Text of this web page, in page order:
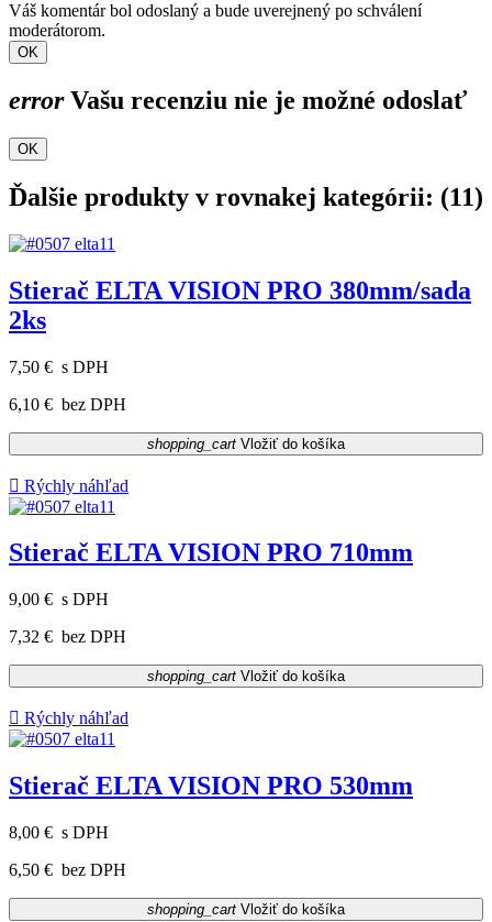
Váš komentár bol odoslaný a bude uverejnený po schválení
moderátorom.
OK
errorVašu recenziu nie je možné odoslať
OK
Ďalšie produkty v rovnakej kategórii: (11)
Stierač ELTA VISION PRO 380mm/sada
2ks
7,50 € s DPH
6,10 € bez DPH
shopping_cart Vložiť do košíka
 Rýchly náhľad
Stierač ELTA VISION PRO 710mm
9,00 € s DPH
7,32 € bez DPH
shopping_cart Vložiť do košíka
 Rýchly náhľad
Stierač ELTA VISION PRO 530mm
8,00 € s DPH
6,50 € bez DPH
shopping_cart Vložiť do košíka